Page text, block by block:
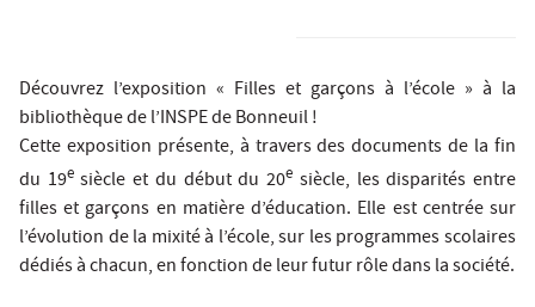
Découvrez l’exposition « Filles et garçons à l’école » à la
bibliothèque de l’INSPE de Bonneuil !
Cette exposition présente, à travers des documents de la fin
du 19esiècle et du début du 20e siècle, les disparités entre
filles et garçons en matière d’éducation. Elle est centrée sur
l’évolution de la mixité à l’école, sur les programmes scolaires
dédiés à chacun, en fonction de leur futur rôle dans la société.